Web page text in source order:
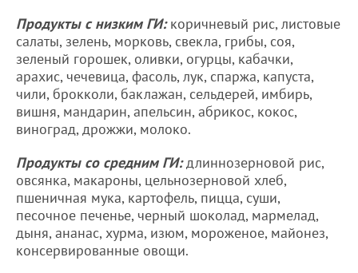
Продукты с низким ГИ:коричневый рис, листовые
салаты, зелень, морковь, свекла, грибы, соя,
зеленый горошек, оливки, огурцы, кабачки,
арахис, чечевица, фасоль, лук, спаржа, капуста,
чили, брокколи, баклажан, сельдерей, имбирь,
вишня, мандарин, апельсин, абрикос, кокос,
виноград, дрожжи, молоко.
Продукты со средним ГИ:длиннозерновой рис,
овсянка, макароны, цельнозерновой хлеб,
пшеничная мука, картофель, пицца, суши,
песочное печенье, черный шоколад, мармелад,
дыня, ананас, хурма, изюм, мороженое, майонез,
консервированные овощи.